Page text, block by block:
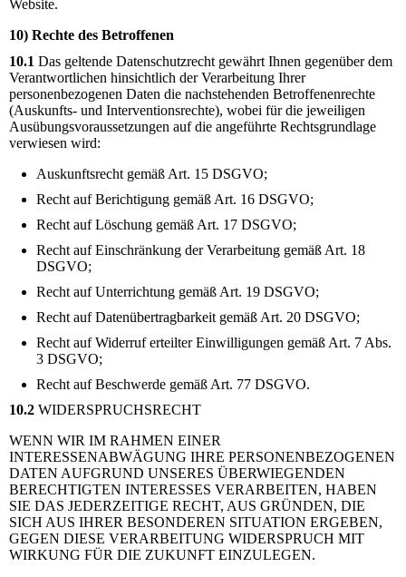
Website.
10) Rechte des Betroffenen
10.1 Das geltende Datenschutzrecht gewährt Ihnen gegenüber dem
Verantwortlichen hinsichtlich der Verarbeitung Ihrer
personenbezogenen Daten die nachstehenden Betroffenenrechte
(Auskunfts- und Interventionsrechte), wobei für die jeweiligen
Ausübungsvoraussetzungen auf die angeführte Rechtsgrundlage
verwiesen wird:
Auskunftsrecht gemäß Art. 15 DSGVO;
Recht auf Berichtigung gemäß Art. 16 DSGVO;
Recht auf Löschung gemäß Art. 17 DSGVO;
Recht auf Einschränkung der Verarbeitung gemäß Art. 18
DSGVO;
Recht auf Unterrichtung gemäß Art. 19 DSGVO;
Recht auf Datenübertragbarkeit gemäß Art. 20 DSGVO;
Recht auf Widerruf erteilter Einwilligungen gemäß Art. 7 Abs.
3 DSGVO;
Recht auf Beschwerde gemäß Art. 77 DSGVO.
10.2 WIDERSPRUCHSRECHT
WENN WIR IM RAHMEN EINER
INTERESSENABWÄGUNG IHRE PERSONENBEZOGENEN
DATEN AUFGRUND UNSERES ÜBERWIEGENDEN
BERECHTIGTEN INTERESSES VERARBEITEN, HABEN
SIE DAS JEDERZEITIGE RECHT, AUS GRÜNDEN, DIE
SICH AUS IHRER BESONDEREN SITUATION ERGEBEN,
GEGEN DIESE VERARBEITUNG WIDERSPRUCH MIT
WIRKUNG FÜR DIE ZUKUNFT EINZULEGEN.